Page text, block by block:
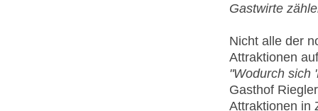
Gastwirte
Nicht alle der
Attraktionen
"Wodurch sich
Gasthof
Attraktionen in